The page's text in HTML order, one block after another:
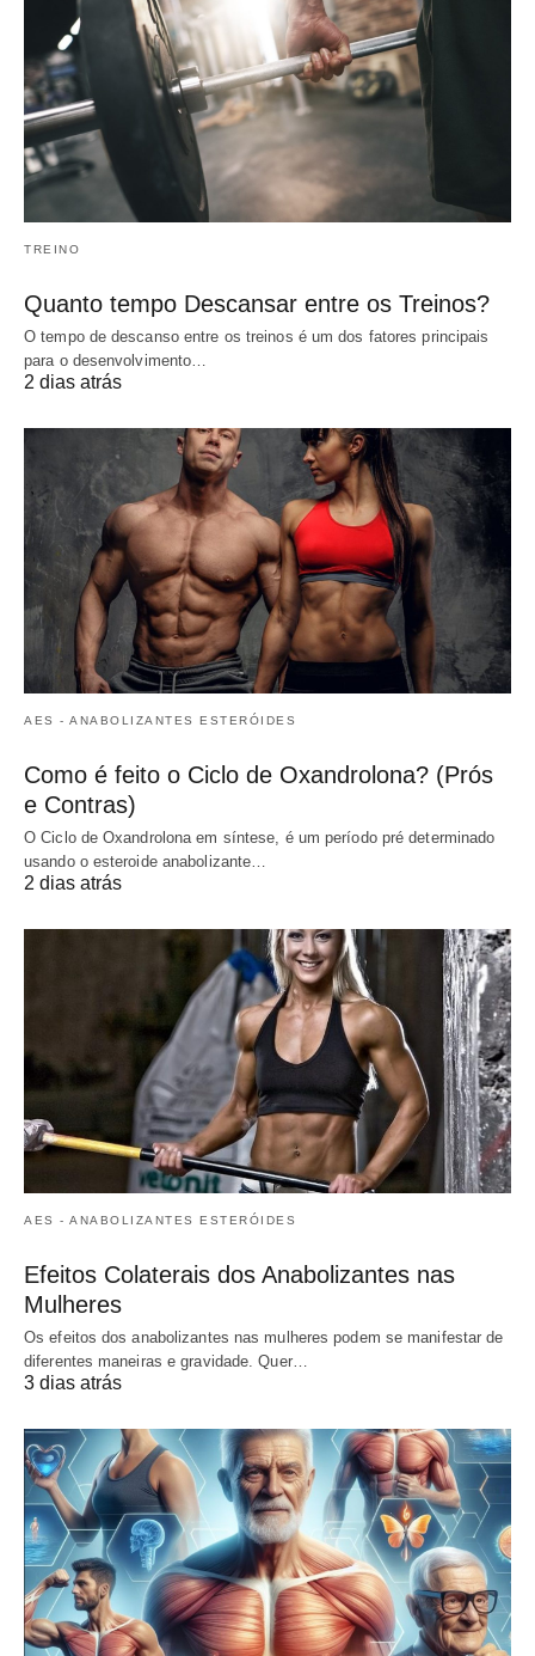
TREINO
Quanto tempo Descansar entre os Treinos?
O tempo de descanso entre os treinos é um dos fatores principais
para o desenvolvimento…
2 dias atrás
AES - ANABOLIZANTES ESTERÓIDES
Como é feito o Ciclo de Oxandrolona? (Prós
e Contras)
O Ciclo de Oxandrolona em síntese, é um período pré determinado
usando o esteroide anabolizante…
2 dias atrás
AES - ANABOLIZANTES ESTERÓIDES
Efeitos Colaterais dos Anabolizantes nas
Mulheres
Os efeitos dos anabolizantes nas mulheres podem se manifestar de
diferentes maneiras e gravidade. Quer…
3 dias atrás